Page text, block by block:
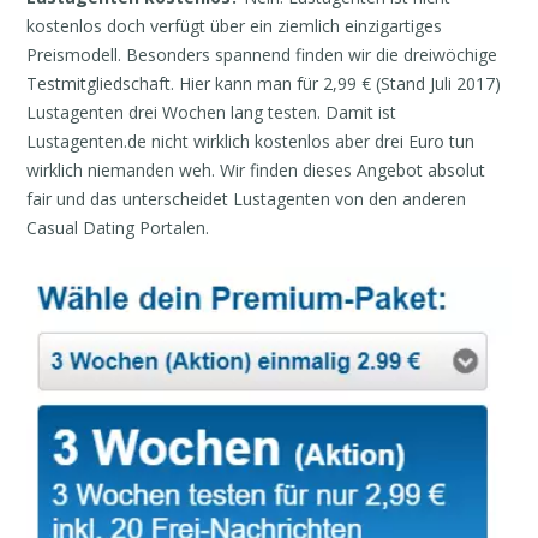
kostenlos doch verfügt über ein ziemlich einzigartiges
Preismodell. Besonders spannend finden wir die dreiwöchige
Testmitgliedschaft. Hier kann man für 2,99 € (Stand Juli 2017)
Lustagenten drei Wochen lang testen. Damit ist
Lustagenten.de nicht wirklich kostenlos aber drei Euro tun
wirklich niemanden weh. Wir finden dieses Angebot absolut
fair und das unterscheidet Lustagenten von den anderen
Casual Dating Portalen.